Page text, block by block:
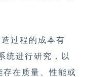
过程的成本有
统进行研究，以
在质量、性能或